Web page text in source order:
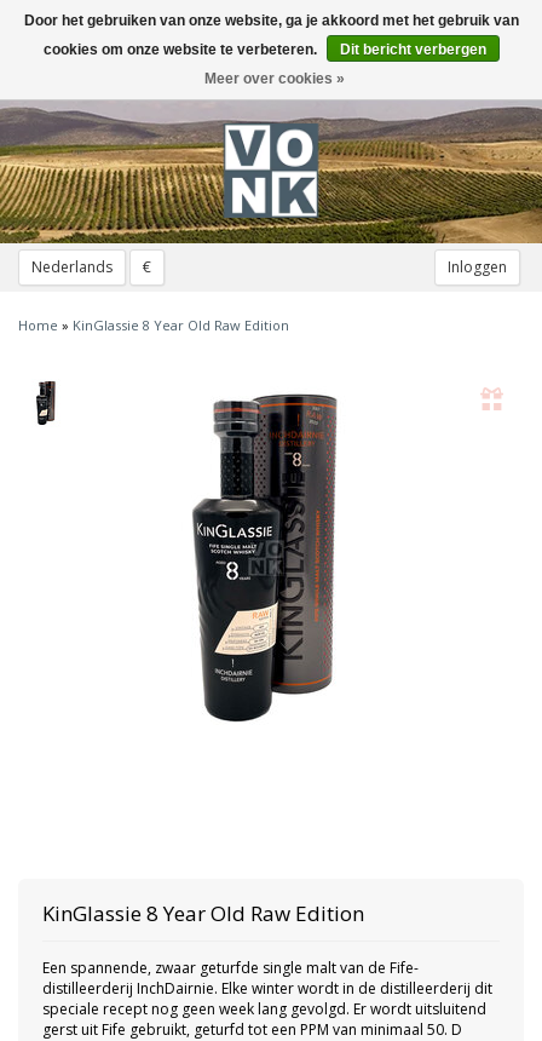
Nederlands € Inloggen
Toggle
navigation
Home » KinGlassie 8 Year Old Raw Edition
KinGlassie 8 Year Old Raw Edition
Een spannende, zwaar geturfde single malt van de Fife-
distilleerderij InchDairnie. Elke winter wordt in de distilleerderij dit
speciale recept nog geen week lang gevolgd. Er wordt uitsluitend
gerst uit Fife gebruikt, geturfd tot een PPM van minimaal 50. D
Door het gebruiken van onze website, ga je akkoord met het gebruik van
cookies om onze website te verbeteren.
Dit bericht verbergen
Meer over cookies »